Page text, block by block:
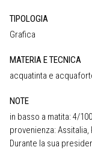
TIPOLOGIA
Grafica
MATERIA E TECNICA
acquatinta e
NOTE
in basso a matita: 4/
provenienza:
Durante la sua